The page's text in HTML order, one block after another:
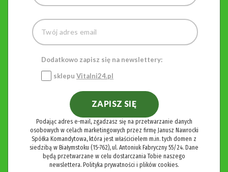
Dodatkowo zapisz się na newslettery:
sklepu Vitalni24.pl
ZAPISZ SIĘ
Podając adres e-mail, zgadzasz się na przetwarzanie danych
osobowych w celach marketingowych przez firmę Janusz Nawrocki
Spółka Komandytowa, która jest właścicielem m.in. tych domen z
siedzibą w Białymstoku (15-762), ul. Antoniuk Fabryczny 55/24. Dane
będą przetwarzane w celu dostarczania Tobie naszego
newslettera. Polityka prywatności i plików cookies.